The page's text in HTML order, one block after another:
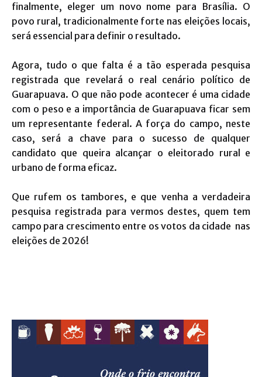
finalmente, eleger um novo nome para Brasília. O
povo rural, tradicionalmente forte nas eleições locais,
será essencial para definir o resultado.
Agora, tudo o que falta é a tão esperada pesquisa
registrada que revelará o real cenário político de
Guarapuava. O que não pode acontecer é uma cidade
com o peso e a importância de Guarapuava ficar sem
um representante federal. A força do campo, neste
caso, será a chave para o sucesso de qualquer
candidato que queira alcançar o eleitorado rural e
urbano de forma eficaz.
Que rufem os tambores, e que venha a verdadeira
pesquisa registrada para vermos destes, quem tem
campo para crescimento entre os votos da cidade nas
eleições de 2026!